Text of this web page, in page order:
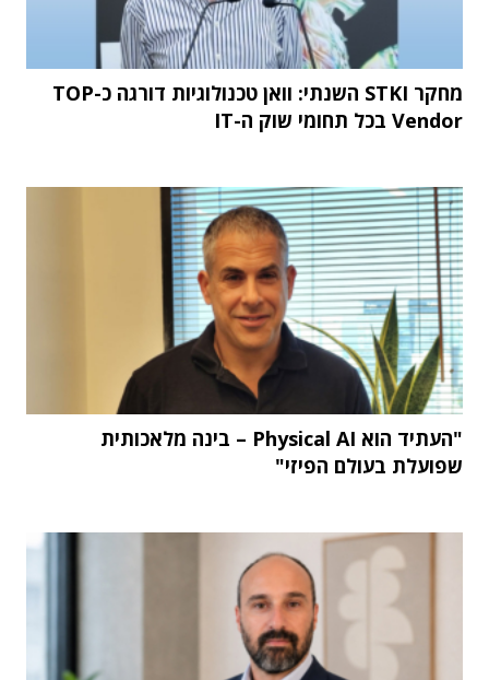
מחקר STKI השנתי: וואן טכנולוגיות דורגה כ-TOP
Vendor בכל תחומי שוק ה-IT
"העתיד הוא Physical AI – בינה מלאכותית
שפועלת בעולם הפיזי"